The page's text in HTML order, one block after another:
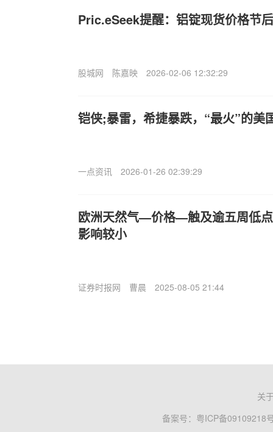
Pric.eSeek提醒：铝锭现货价格节
股城网 陈嘉映 2026-02-06 12:32:29
铠侠;暴雷，希捷暴跌，“最火”的美
一点资讯 2026-01-26 02:39:29
欧洲天然气—价格—触及逾五周低
影响较小
证券时报网 曹晨 2025-08-05 21:44
关
备案号： 粤ICP备09109218